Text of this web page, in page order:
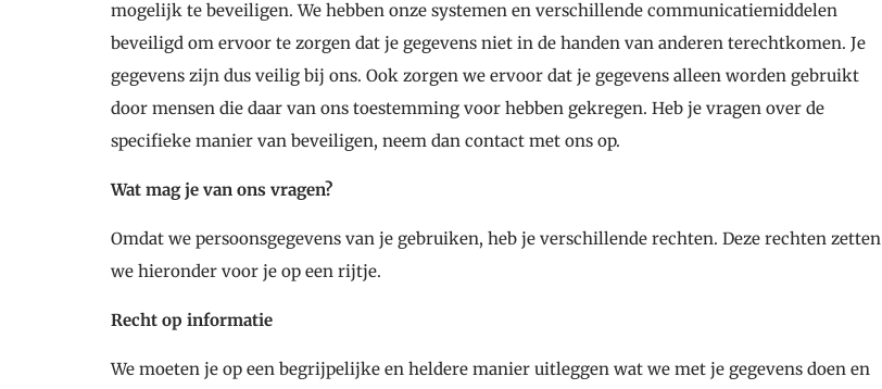
mogelijk te beveiligen. We hebben onze systemen en verschillende communicatiemiddelen
beveiligd om ervoor te zorgen dat je gegevens niet in de handen van anderen terechtkomen. Je
gegevens zijn dus veilig bij ons. Ook zorgen we ervoor dat je gegevens alleen worden gebruikt
door mensen die daar van ons toestemming voor hebben gekregen. Heb je vragen over de
specifieke manier van beveiligen, neem dan contact met ons op.
Wat mag je van ons vragen?
Omdat we persoonsgegevens van je gebruiken, heb je verschillende rechten. Deze rechten zetten
we hieronder voor je op een rijtje.
Recht op informatie
We moeten je op een begrijpelijke en heldere manier uitleggen wat we met je gegevens doen en